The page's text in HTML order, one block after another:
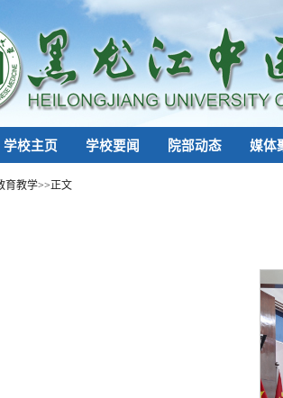
学校主页 学校要闻 院部动态 媒体
育教学>>正文